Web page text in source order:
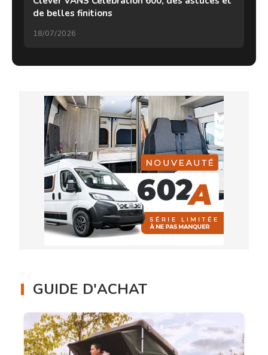
de belles finitions
18/07/2026
GUIDE D'ACHAT